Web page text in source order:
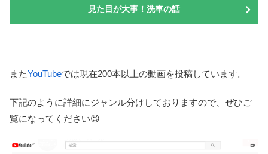
見た目が大事！洗車の話
またYouTubeでは現在200本以上の動画を投稿しています。
下記のように詳細にジャンル分けしておりますので、ぜひご
覧になってください😉